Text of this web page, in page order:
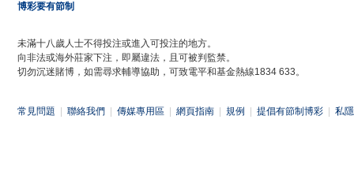
博彩要有節制
未滿十八歲人士不得投注或進入可投注的地方。
向非法或海外莊家下注，即屬違法，且可被判監禁。
切勿沉迷賭博，如需尋求輔導協助，可致電平和基金熱線1834 633。
常見問題 聯絡我們 傳媒專用區 網頁指南 規例 提倡有節制博彩 私